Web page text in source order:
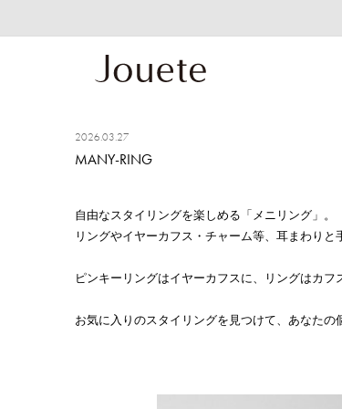
2026.03.27
MANY-RING
自由なスタイリングを楽しめる「メニリング」。
リングやイヤーカフス・チャーム等、耳まわりと
ピンキーリングはイヤーカフスに、リングはカフ
お気に入りのスタイリングを見つけて、あなたの